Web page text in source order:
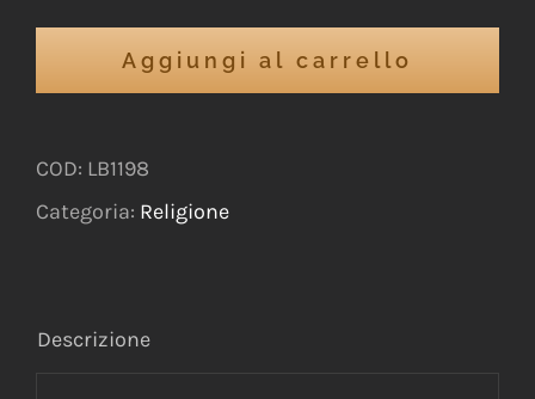
Aggiungi al carrello
COD: LB1198
Categoria: Religione
Descrizione